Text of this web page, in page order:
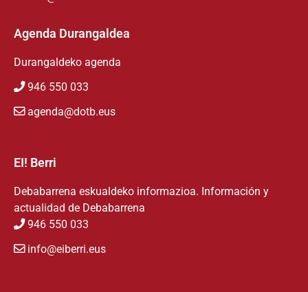
Agenda Durangaldea
Durangaldeko agenda
946 550 033
agenda@dotb.eus
EI! Berri
Debabarrena eskualdeko informazioa. Información y
actualidad de Debabarrena
946 550 033
info@eiberri.eus